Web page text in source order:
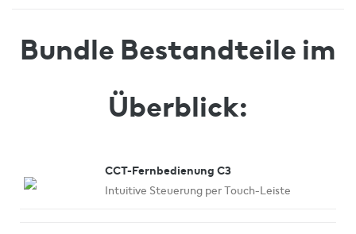
Bundle Bestandteile im
Überblick:
CCT-Fernbedienung C3
Intuitive Steuerung per Touch-Leiste